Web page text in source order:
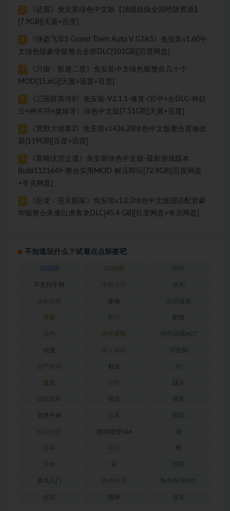
2
《还愿》免安装绿色中文版【顶级超级全国绝版资源】
[7.9GB][天翼+百度]
3
《侠盗飞车5 Grand Theft Auto V GTA5》免安装v1.60中
文绿色版豪华版整合全部DLC[101GB][百度网盘]
4
《只狼：影逝二度》免安装中文绿色版整合几十个
MOD[15.6G][天翼+迅雷+百度]
5
《三国群英传8》免安装-V2.1.1-修复-(官中+全DLC-神赵
云+神关羽+虞姬等）绿色中文版[7.51GB][天翼+百度]
6
《荒野大镖客2》免安装v1436.28绿色中文版整合置修改
器[119GB][百度+迅雷]
7
《霍格沃茨之遗》免安装绿色中文版-最新游戏版本
Build1121649-整合实用MOD-解压即玩[72.9GB][百度网盘
+夸克网盘]
8
《卧龙：苍天陨落》免安装v1.0.2绿色中文版国语配音豪
华版整合朱雀白虎青龙DLC[45.4 GB][百度网盘+夸克网盘]
不知道玩什么？试着点点标签吧
2D画面 3D画面 RPG
不支持手柄 休闲
体验 全部游戏
冒险 剧情
动作冒险 动作游戏ACT
动漫 回合制
射击 幻
建造 战斗
挑战 探索
支持手柄 模拟
模拟经营SIM 球
生存 程
索 经营
菜鸟入门 角色扮演RPG
选择 音乐